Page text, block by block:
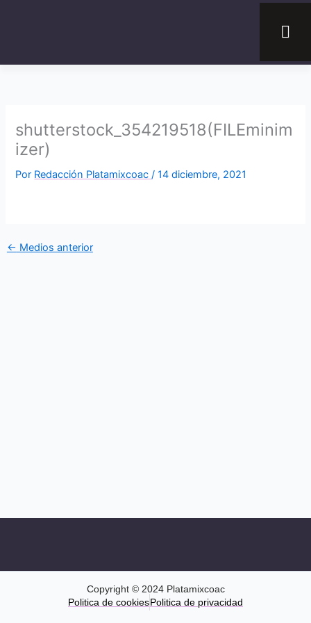
shutterstock_354219518(FILEminim
izer)
Por Redacción Platamixcoac/14 diciembre, 2021
← Medios anterior
Copyright © 2024 Platamixcoac
Politica de cookiesPolitica de privacidad